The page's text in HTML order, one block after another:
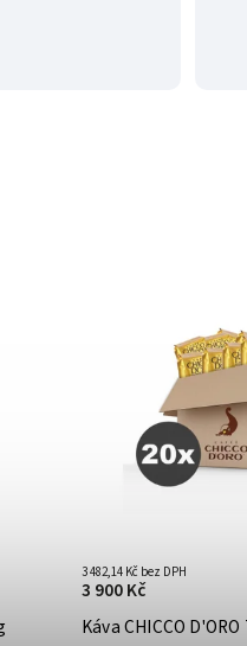
Káva CHICCO
3 482,14 Kč bez DPH
3 900 Kč